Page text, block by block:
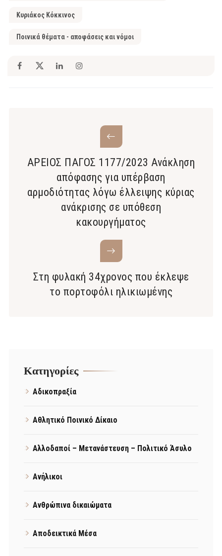
Κυριάκος Κόκκινος
Ποινικά θέματα - αποφάσεις και νόμοι
ΑΡΕΙΟΣ ΠΑΓΟΣ 1177/2023 Ανάκληση
απόφασης για υπέρβαση
αρμοδιότητας λόγω έλλειψης κύριας
ανάκρισης σε υπόθεση
κακουργήματος
Στη φυλακή 34χρονος που έκλεψε
το πορτοφόλι ηλικιωμένης
Kατηγορίες
Αδικοπραξία
Αθλητικό Ποινικό Δίκαιο
Αλλοδαποί – Μετανάστευση – Πολιτικό Άσυλο
Ανήλικοι
Ανθρώπινα δικαιώματα
Αποδεικτικά Μέσα